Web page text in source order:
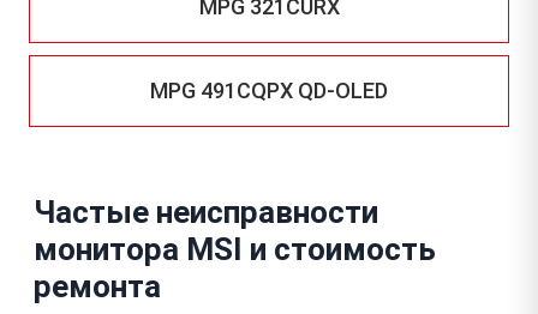
MPG 321CURX
MPG 491CQPX QD-OLED
Частые неисправности
монитора MSI и стоимость
ремонта